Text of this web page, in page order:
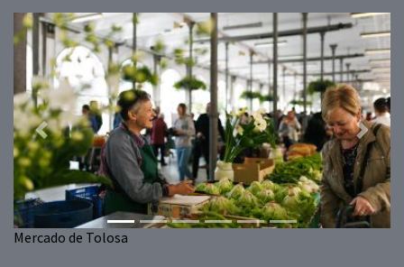
Mercado de Tolosa
Previous Next